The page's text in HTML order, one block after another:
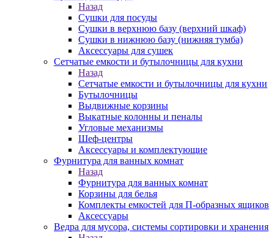
Назад
Сушки для посуды
Сушки в верхнюю базу (верхний шкаф)
Сушки в нижнюю базу (нижняя тумба)
Аксессуары для сушек
Сетчатые емкости и бутылочницы для кухни
Назад
Сетчатые емкости и бутылочницы для кухни
Бутылочницы
Выдвижные корзины
Выкатные колонны и пеналы
Угловые механизмы
Шеф-центры
Аксессуары и комплектующие
Фурнитура для ванных комнат
Назад
Фурнитура для ванных комнат
Корзины для белья
Комплекты емкостей для П-образных ящиков
Аксессуары
Ведра для мусора, системы сортировки и хранения